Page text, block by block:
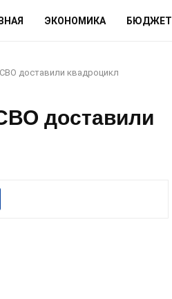
ЭКОНОМИКА БЮДЖЕТ
доставили квадроцикл
доставили